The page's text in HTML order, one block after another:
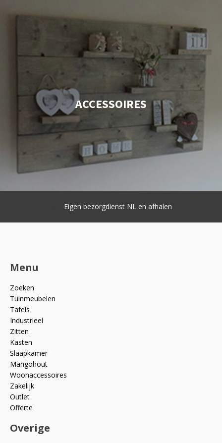
ACCESSOIRES
Eigen bezorgdienst NL en afhalen
Menu
Zoeken
Tuinmeubelen
Tafels
Industrieel
Zitten
Kasten
Slaapkamer
Mangohout
Woonaccessoires
Zakelijk
Outlet
Offerte
Overige